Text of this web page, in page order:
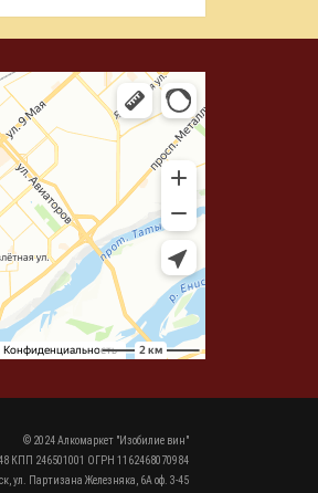
© 2024 Алкомаркет "Изобилие вин"
КПП 246501001 ОГРН 1162468070984
ул. Партизана Железняка, 6А оф. 3-45